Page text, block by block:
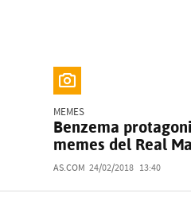
MEMES
Benzema
memes del Real
AS.COM 24/02/2018 13:40